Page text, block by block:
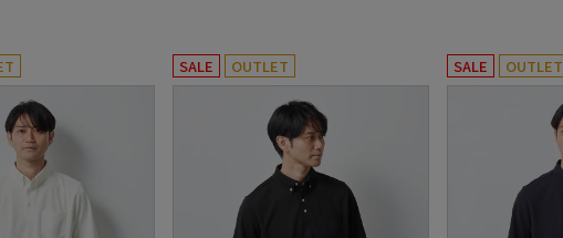
SALE OUTLET SALE OUTLET